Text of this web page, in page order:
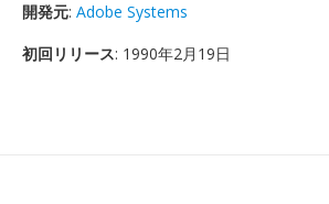
開発元: Adobe Systems
初回リリース: 1990年2月19日